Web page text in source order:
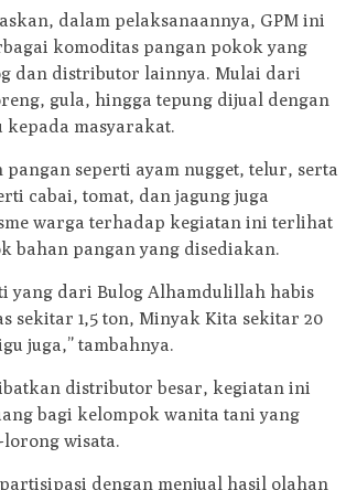
dalam pelaksanaannya, GPM ini
komoditas pangan pokok yang
dan distributor lainnya. Mulai dari
gula, hingga tepung dijual dengan
masyarakat.
pangan seperti ayam nugget, telur, serta
cabai, tomat, dan jagung juga
warga terhadap kegiatan ini terlihat
bahan pangan yang disediakan.
yang dari Bulog Alhamdulillah habis
sekitar 1,5 ton, Minyak Kita sekitar 20
juga,” tambahnya.
distributor besar, kegiatan ini
bagi kelompok wanita tani yang
wisata.
dengan menjual hasil olahan